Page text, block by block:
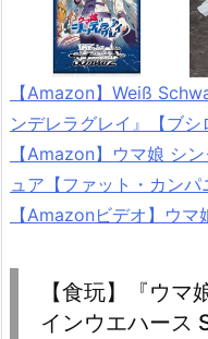
【Amazon】Weiß
ンデレラグレイ』【ブシ
【Amazon】ウマ娘 シ
ュア【ファット・カンパ
【Amazonビデオ】ウ
【食玩】『ウマ
インウエハース